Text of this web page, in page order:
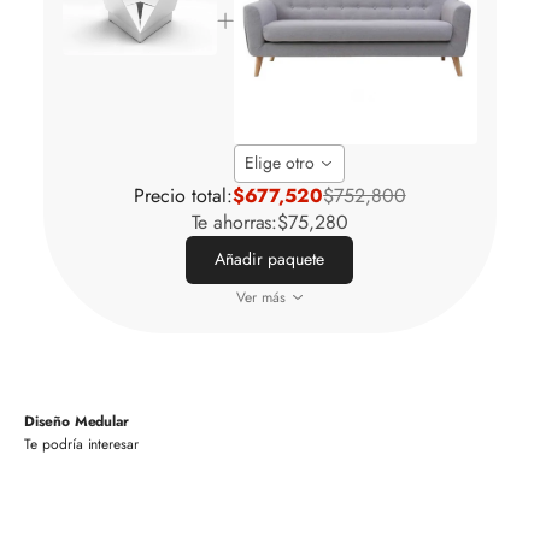
Elige otro
Precio total:$677,520$752,800
Te ahorras:$75,280
Añadir paquete
Ver más
Diseño Medular